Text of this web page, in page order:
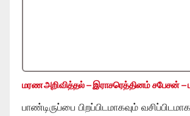
மரண அறிவித்தல் – இராசரெத்தினம் சபேசன் –
பாண்டிருப்பை பிறப்பிடமாகவும்